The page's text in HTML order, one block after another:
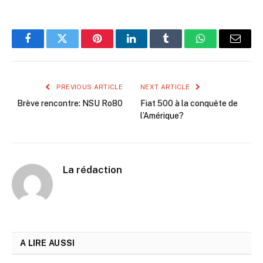
FacebookTwitter PinterestLinkedInTumblr WhatsAppEmail
PREVIOUS ARTICLE
Brève rencontre: NSU Ro80
NEXT ARTICLE
Fiat 500 à la conquête de
l’Amérique?
La rédaction
A LIRE AUSSI